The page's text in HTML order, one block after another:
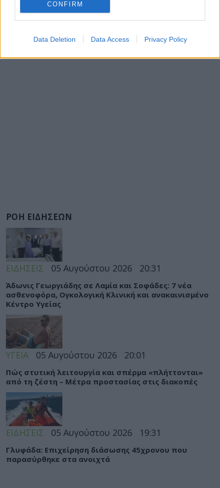
CONFIRM
Data Deletion Data Access Privacy Policy
ΡΟΗ ΕΙΔΗΣΕΩΝ
ΕΙΔΗΣΕΙΣ 05 Αυγούστου 2026 20:31
Άδωνις Γεωργιάδης σε Λαμία και Σοφάδες: 7 νέα
ασθενοφόρα, Ογκολογική Κλινική και ανακαινισμένο
Κέντρο Υγείας
ΥΓΕΙΑ 05 Αυγούστου 2026 20:01
Πώς στυτική λειτουργία και σπέρμα «πλήττονται»
από τη ζέστη – Μέτρα προστασίας στις διακοπές
ΕΙΔΗΣΕΙΣ 05 Αυγούστου 2026 19:31
Γλυφάδα: Επιχείρηση διάσωσης 45χρονου που
παρασύρθηκε στα ανοιχτά